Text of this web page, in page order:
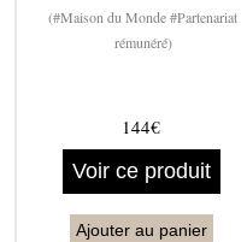
(#Maison du Monde #Partenariat
rémunéré)
144€
Voir ce produit
Ajouter au panier